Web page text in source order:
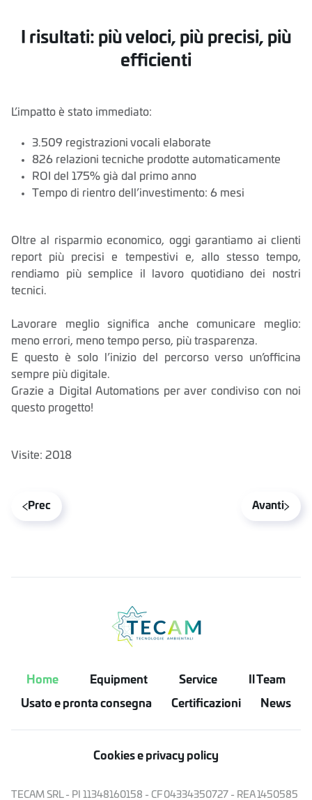
I risultati: più veloci, più precisi, più
efficienti
L’impatto è stato immediato:
3.509 registrazioni vocali elaborate
826 relazioni tecniche prodotte automaticamente
ROI del 175% già dal primo anno
Tempo di rientro dell’investimento: 6 mesi
Oltre al risparmio economico, oggi garantiamo ai clienti
report più precisi e tempestivi e, allo stesso tempo,
rendiamo più semplice il lavoro quotidiano dei nostri
tecnici.
Lavorare meglio significa anche comunicare meglio:
meno errori, meno tempo perso, più trasparenza.
E questo è solo l’inizio del percorso verso un’officina
sempre più digitale.
Grazie a Digital Automations per aver condiviso con noi
questo progetto!
Visite: 2018
Prec Avanti
Home Equipment Service Il Team
Usato e pronta consegna Certificazioni News
Cookies e privacy policy
TECAM SRL - PI 11348160158 - CF 04334350727 - REA 1450585